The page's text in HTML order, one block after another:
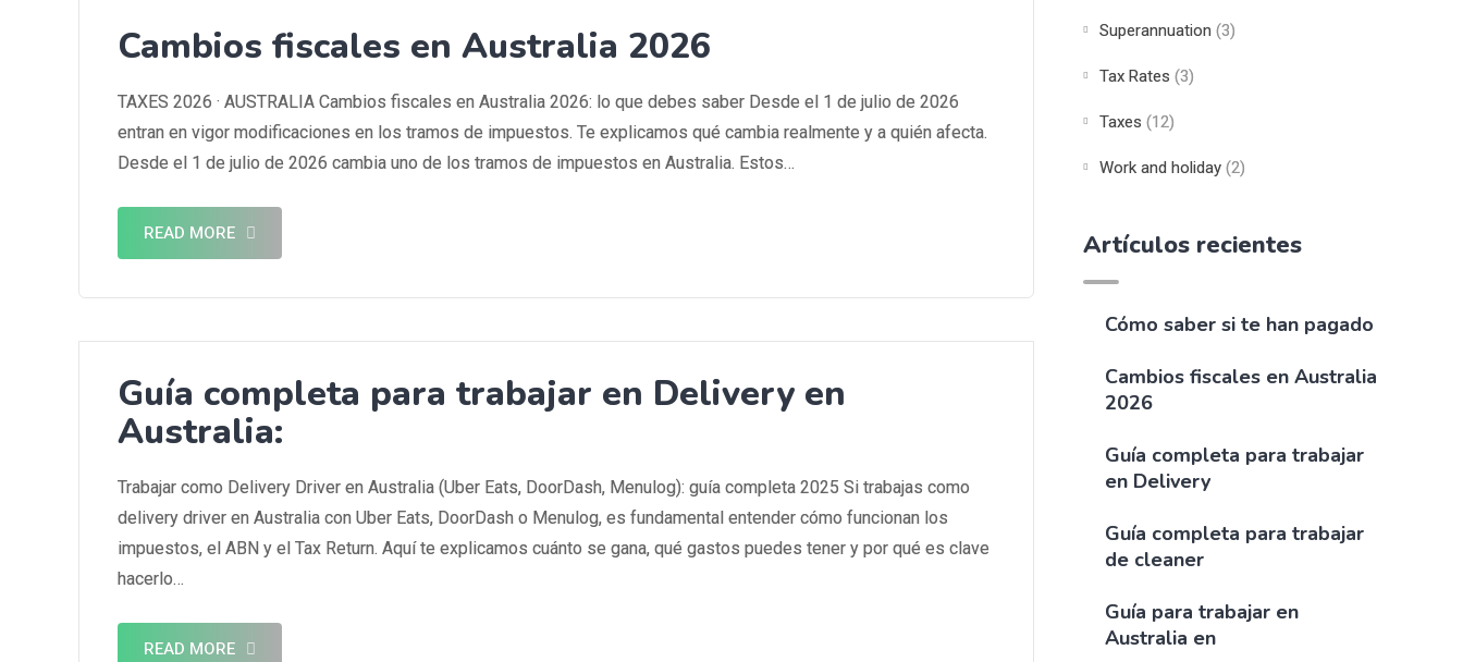
Cambios fiscales en Australia 2026
TAXES 2026 · AUSTRALIA Cambios fiscales en Australia 2026: lo que debes saber Desde el 1 de julio de 2026
entran en vigor modificaciones en los tramos de impuestos. Te explicamos qué cambia realmente y a quién afecta.
Desde el 1 de julio de 2026 cambia uno de los tramos de impuestos en Australia. Estos…
READ MORE
Guía completa para trabajar en Delivery en
Australia:
Trabajar como Delivery Driver en Australia (Uber Eats, DoorDash, Menulog): guía completa 2025 Si trabajas como
delivery driver en Australia con Uber Eats, DoorDash o Menulog, es fundamental entender cómo funcionan los
impuestos, el ABN y el Tax Return. Aquí te explicamos cuánto se gana, qué gastos puedes tener y por qué es clave
hacerlo…
READ MORE
Superannuation (3)
Tax Rates (3)
Taxes (12)
Work and holiday(2)
Artículos recientes
Cómo saber si te han pagado
Cambios fiscales en Australia
2026
Guía completa para trabajar
en Delivery
Guía completa para trabajar
de cleaner
Guía para trabajar en
Australia en